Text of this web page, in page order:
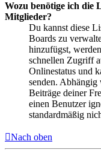
Wozu benötige ich die
Mitglieder?
Du kannst diese
Boards zu
hinzufügst,
schnellen Zugriff
Onlinestatus und
senden. Abhängig
Beiträge deiner
einen Benutzer
standardmäßig
Nach oben